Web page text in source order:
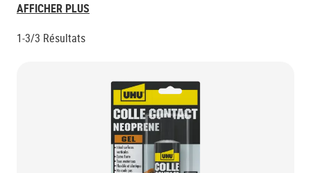
solideset précises pour tous vos projets.
AFFICHER PLUS
1-3/3 Résultats